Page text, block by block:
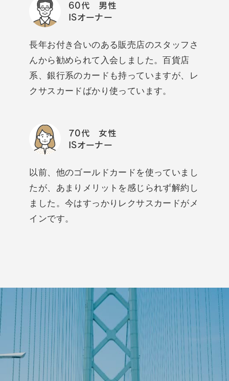
60代 男性
ISオーナー
長年お付き合いのある販売店のスタッフさ
んから勧められて入会しました。百貨店
系、銀行系のカードも持っていますが、レ
クサスカードばかり使っています。
70代 女性
ISオーナー
以前、他のゴールドカードを使っていまし
たが、あまりメリットを感じられず解約し
ました。今はすっかりレクサスカードがメ
インです。